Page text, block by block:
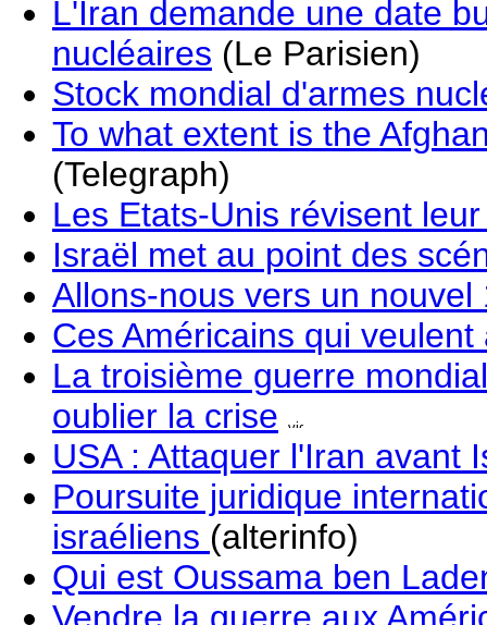
L'Iran demande une date
nucléaires (Le Parisien)
Stock mondial d'armes
To what extent is the
(Telegraph)
Les Etats-Unis révisent
Israël met au point des
Allons-nous vers un
Ces Américains qui
La troisième guerre
oublier la crise
USA : Attaquer l'Iran avant
Poursuite juridique
israéliens (alterinfo)
Qui est Oussama ben